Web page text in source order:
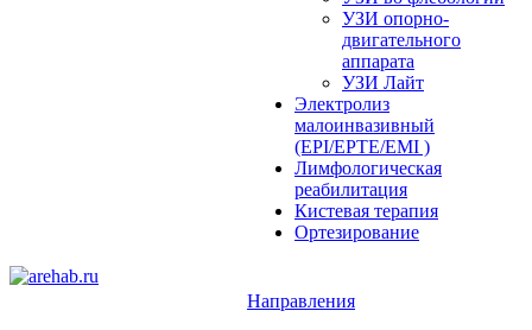
УЗИ опорно-
двигательного
аппарата
УЗИ Лайт
Электролиз
малоинвазивный
(EPI/EPTE/EMI )
Лимфологическая
реабилитация
Кистевая терапия
Ортезирование
Направления